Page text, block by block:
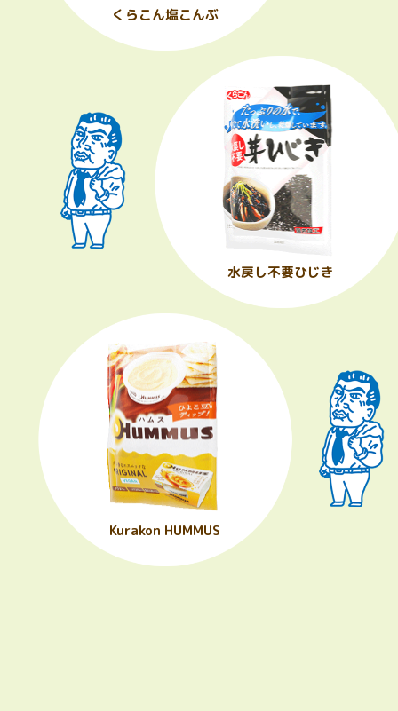
くらこん塩こんぶ
水戻し不要ひじき
Kurakon HUMMUS